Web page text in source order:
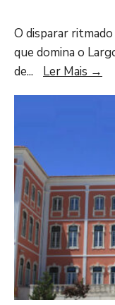
O disparar
que domina o
de... Ler Mais →